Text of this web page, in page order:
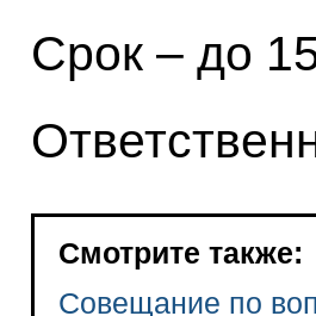
Срок – до
Смотрите также:
Совещание по